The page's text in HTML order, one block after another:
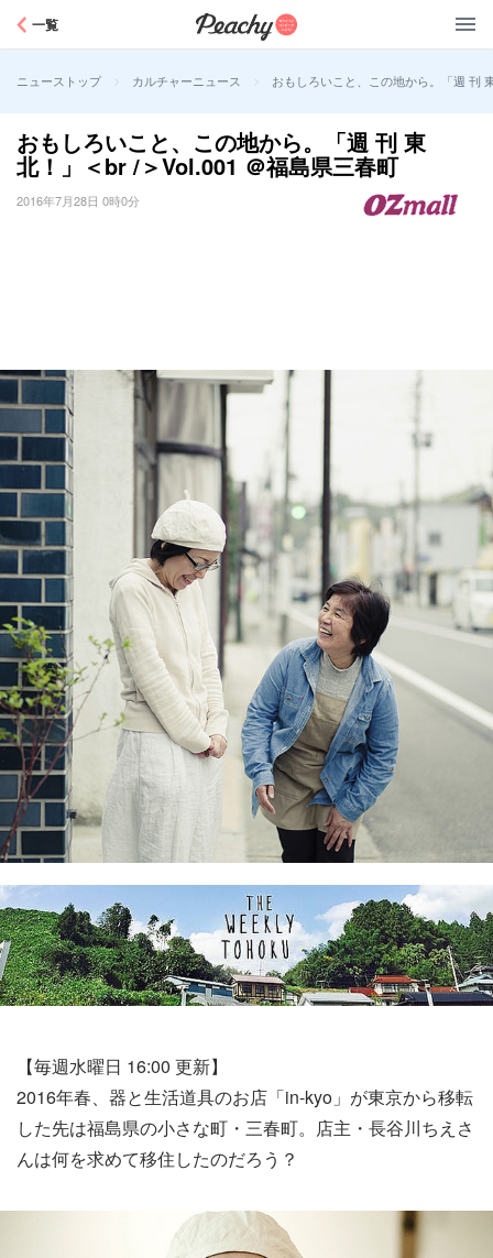
一覧
ニューストップ > カルチャーニュース > おもしろいこと、この地から。「週 刊
おもしろいこと、この地から。「週 刊 東
北！」＜br /＞Vol.001 ＠福島県三春町
2016年7月28日 0時0分
【毎週水曜日 16:00 更新】
2016年春、器と生活道具のお店「in-kyo」が東京から移転
した先は福島県の小さな町・三春町。店主・長谷川ちえさ
んは何を求めて移住したのだろう？